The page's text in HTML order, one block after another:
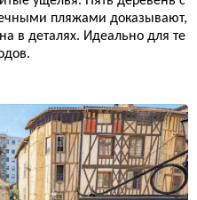
пляжами доказывают,
в деталях. Идеально для те